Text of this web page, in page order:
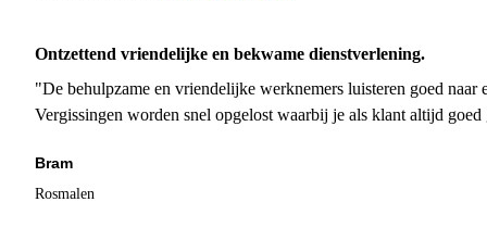
Ontzettend vriendelijke en bekwame dienstverlening.
"De behulpzame en vriendelijke werknemers luisteren goed naar
Vergissingen worden snel opgelost waarbij je als klant altijd
Bram
Rosmalen